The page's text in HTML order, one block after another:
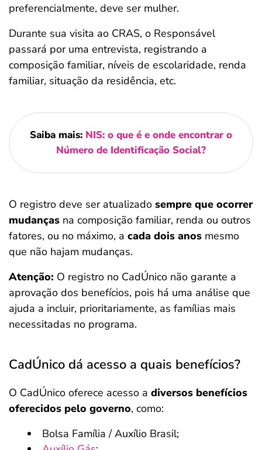
preferencialmente, deve ser mulher.
Durante sua visita ao CRAS, o Responsável
passará por uma entrevista, registrando a
composição familiar, níveis de escolaridade, renda
familiar, situação da residência, etc.
Saiba mais: NIS: o que é e onde encontrar o
Número de Identificação Social?
O registro deve ser atualizado sempre que ocorrer
mudanças na composição familiar, renda ou outros
fatores, ou no máximo, a cada dois anos mesmo
que não hajam mudanças.
Atenção: O registro no CadÚnico não garante a
aprovação dos benefícios, pois há uma análise que
ajuda a incluir, prioritariamente, as famílias mais
necessitadas no programa.
CadÚnico dá acesso a quais benefícios?
O CadÚnico oferece acesso a diversos benefícios
oferecidos pelo governo, como:
Bolsa Família / Auxílio Brasil;